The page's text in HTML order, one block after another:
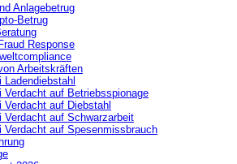
Anlagebetrug
Betrug
Response
Arbeitskräften
Ladendiebstahl
Verdacht auf Betriebsspionage
Verdacht auf Diebstahl
Verdacht auf Schwarzarbeit
Verdacht auf Spesenmissbrauch